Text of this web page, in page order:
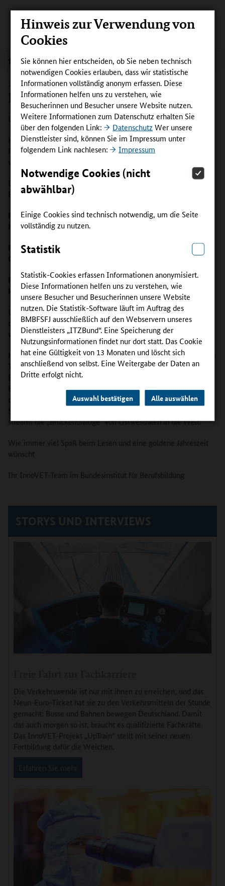
Hinweis zur Verwendung von
Cookies
Sie können hier entscheiden, ob Sie neben technisch
notwendigen Cookies erlauben, dass wir statistische
Informationen vollständig anonym erfassen. Diese
Informationen helfen uns zu verstehen, wie
Besucherinnen und Besucher unsere Website nutzen.
Weitere Informationen zum Datenschutz erhalten Sie
über den folgenden Link:
Datenschutz Wer unsere
Dienstleister sind, können Sie im Impressum unter
folgendem Link nachlesen:
Impressum
Notwendige Cookies (nicht
abwählbar)
Einige Cookies sind technisch notwendig, um die Seite
vollständig zu nutzen.
Statistik
Statistik-Cookies erfassen Informationen anonymisiert.
Diese Informationen helfen uns zu verstehen, wie
unsere Besucher und Besucherinnen unsere Website
nutzen. Die Statistik-Software läuft im Auftrag des
BMBFSFJ ausschließlich auf den Webservern unseres
Dienstleisters „ITZBund“. Eine Speicherung der
Nutzungsinformationen findet nur dort statt. Das Cookie
hat eine Gültigkeit von 13 Monaten und löscht sich
anschließend von selbst. Eine Weitergabe der Daten an
Dritte erfolgt nicht.
Auswahl bestätigen Alle auswählen
Newsletter
InnoVET-Newsletter Nr. 3
28.09.2022 NEWSLETTER SEPTEMBER 2022
Liebe Leserinnen und Leser,
Herbstzeit ist Erntezeit – das gilt auch für unsere InnoVET-
Projekte! Nach knapp zwei Jahren Laufzeit dürfen immer mehr
Daraus haben wir für Sie dieses Menü exzellenter beruflicher
Bildung zusammengestellt:
Projekt „UpTrain“: Verkehrsunternehmen | Fachkarriere |
Neun-Euro-Ticket
Projekt „BM = x³“: Mikro- und Nanotechnologie | Fachkräfte |
Projekt „SPERLE“: Metallberufe | Personalisiertes Lernen |
kleine Revolution
Und welche Saat bringt InnoVET für die Zukunft aus? Das Team
der Begleitforschung an der Universität Magdeburg untersucht,
wie die Innovationen der Projekte die Berufsbildung verändern.
Herbstzeit ist außerdem Kongresszeit! Wir empfehlen Ihnen die
Teilnahme am BIBB-Kongress in Bonn –derTermin der
Berufsbildungsszene!
Ebenso interessant: Die Konferenz zu Künstlicher Intelligenz in
der beruflichen Fortbildung des Projekts „KI B³“ in Karlsruhe.
streamt die „Brückendialoge“ von Ostwestfalen in die Welt.
Wie immer viel Spaß beim Lesen und eine goldene Jahreszeit
wünscht
Ihr InnoVET-Team im Bundesinstitut für Berufsbildung
STORYS UND INTERVIEWS
Die Verkehrswende ist nur mit ihnen zu erreichen, und das
Neun-Euro-Ticket hat sie zu den Verkehrsmitteln der Stunde
gemacht: Busse und Bahnen bewegen Deutschland. Damit
das auch morgen so ist, braucht es qualifizierte Fachkräfte.
Das InnoVET-Projekt „UpTrain“ stellt mit seiner neuen
Fortbildung dafür die Weichen.
Erfahren Sie mehr